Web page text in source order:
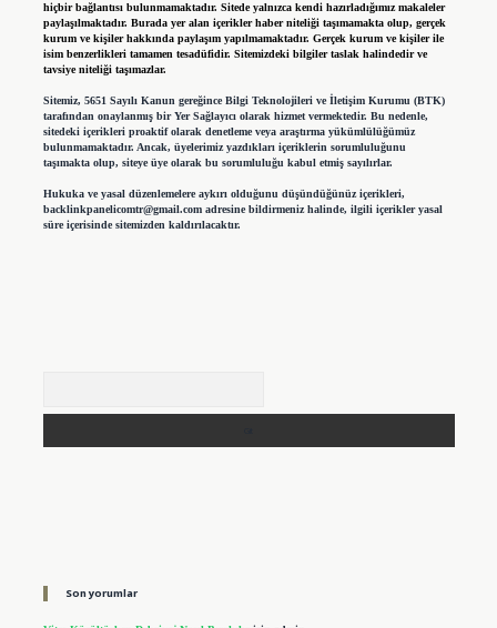
hiçbir bağlantısı bulunmamaktadır. Sitede yalnızca kendi hazırladığımız makaleler
paylaşılmaktadır. Burada yer alan içerikler haber niteliği taşımamakta olup, gerçek
kurum ve kişiler hakkında paylaşım yapılmamaktadır. Gerçek kurum ve kişiler ile
isim benzerlikleri tamamen tesadüfidir. Sitemizdeki bilgiler taslak halindedir ve
tavsiye niteliği taşımazlar.
Sitemiz, 5651 Sayılı Kanun gereğince Bilgi Teknolojileri ve İletişim Kurumu (BTK)
tarafından onaylanmış bir Yer Sağlayıcı olarak hizmet vermektedir. Bu nedenle,
sitedeki içerikleri proaktif olarak denetleme veya araştırma yükümlülüğümüz
bulunmamaktadır. Ancak, üyelerimiz yazdıkları içeriklerin sorumluluğunu
taşımakta olup, siteye üye olarak bu sorumluluğu kabul etmiş sayılırlar.
Hukuka ve yasal düzenlemelere aykırı olduğunu düşündüğünüz içerikleri,
backlinkpanelicomtr@gmail.comadresine bildirmeniz halinde, ilgili içerikler yasal
süre içerisinde sitemizden kaldırılacaktır.
Son yorumlar